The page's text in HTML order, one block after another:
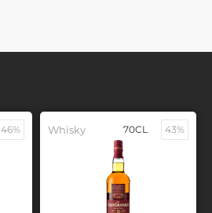
46% Whisky 70CL 43%